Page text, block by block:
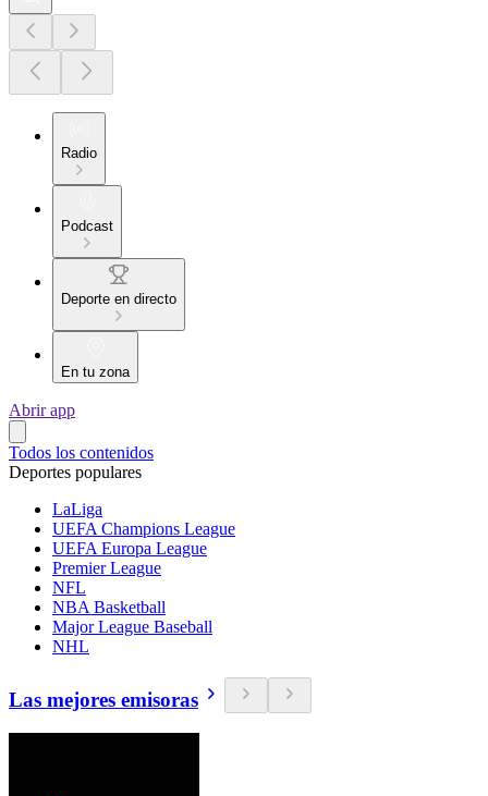
Radio
Podcast
Deporte en directo
En tu zona
Abrir app
Todos los contenidos
Deportes populares
LaLiga
UEFA Champions League
UEFA Europa League
Premier League
NFL
NBA Basketball
Major League Baseball
NHL
Las mejores emisoras